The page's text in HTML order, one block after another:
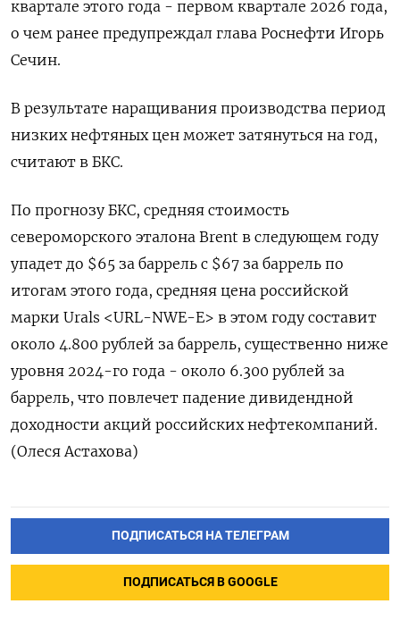
квартале этого года - первом квартале 2026 года,
о чем ранее предупреждал глава Роснефти Игорь
Сечин.
В результате наращивания производства период
низких нефтяных цен может затянуться на год,
считают в БКС.
По прогнозу БКС, средняя стоимость
североморского эталона Brent в следующем году
упадет до $65 за баррель с $67 за баррель по
итогам этого года, средняя цена российской
марки Urals <URL-NWE-E> в этом году составит
около 4.800 рублей за баррель, существенно ниже
уровня 2024-го года - около 6.300 рублей за
баррель, что повлечет падение дивидендной
доходности акций российских нефтекомпаний.
(Олеся Астахова)
ПОДПИСАТЬСЯ НА ТЕЛЕГРАМ
ПОДПИСАТЬСЯ В GOOGLE